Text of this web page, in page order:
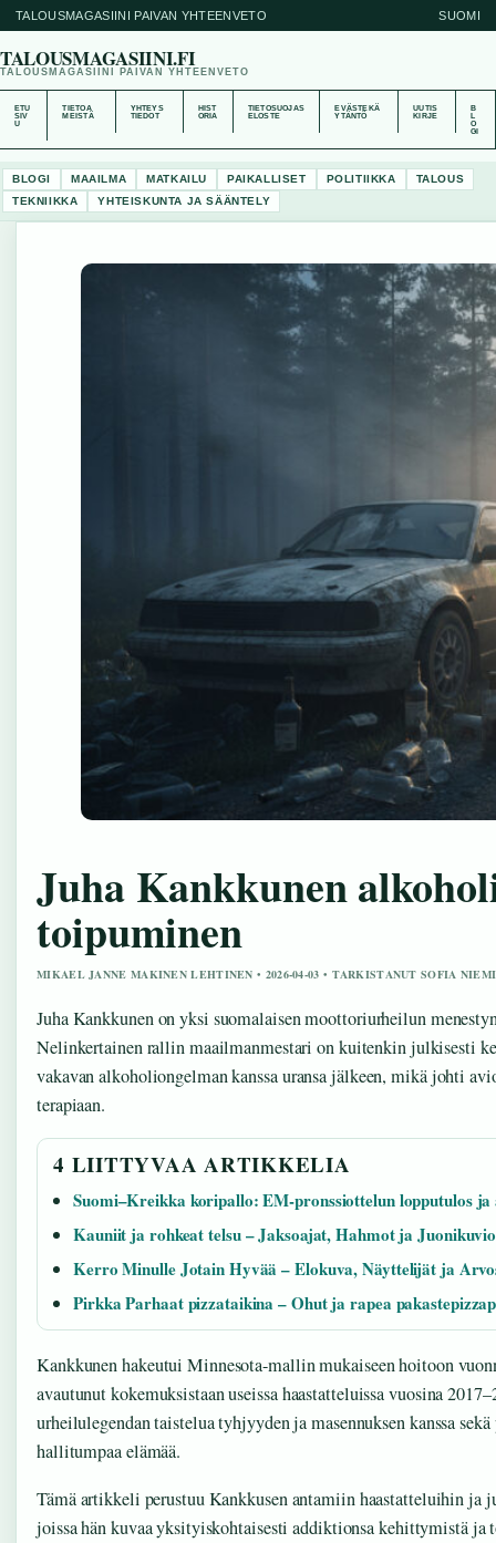
TALOUSMAGASIINI PAIVAN YHTEENVETO SUOMI
TALOUSMAGASIINI.FI
TALOUSMAGASIINI PAIVAN YHTEENVETO
ETU
SIV
U
TIETOA
MEISTÄ
YHTEYS
TIEDOT
HIST
ORIA
TIETOSUOJAS
ELOSTE
EVÄSTEKÄ
YTÄNTÖ
UUTIS
KIRJE
B
O
GI
BLOGI MAAILMA MATKAILU PAIKALLISET POLITIIKKA
TALOUS
TEKNIIKKA
YHTEISKUNTA JA SÄÄNTELY
Juha Kankkunen
toipuminen
MIKAEL JANNE MAKINEN LEHTINEN • 2026-04-03 • TARKISTANUT SOFIA NIEMI
Juha Kankkunen on yksi suomalaisen moottoriurheilun
Nelinkertainen rallin maailmanmestari on kuitenkin julkisesti
vakavan alkoholiongelman kanssa uransa jälkeen, mikä johti
terapiaan.
4 LIITTYVAA ARTIKKELIA
Suomi–Kreikka koripallo: EM-pronssiottelun lopputulos ja
Kauniit ja rohkeat telsu – Jaksoajat, Hahmot ja
Kerro Minulle Jotain Hyvää – Elokuva, Näyttelijät ja
Pirkka Parhaat pizzataikina – Ohut ja rapea
Kankkunen hakeutui Minnesota-mallin mukaiseen hoitoon
avautunut kokemuksistaan useissa haastatteluissa vuosina
urheilulegendan taistelua tyhjyyden ja masennuksen kanssa
hallitumpaa elämää.
Tämä artikkeli perustuu Kankkusen antamiin haastatteluihin ja
joissa hän kuvaa yksityiskohtaisesti addiktionsa kehittymistä ja